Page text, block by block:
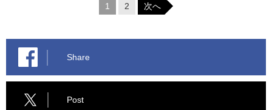
1 2 次へ
Share
Post